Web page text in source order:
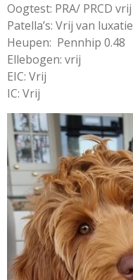
Oogtest: PRA/ PRCD vrij
Patella’s: Vrij van luxatie
Heupen: Pennhip 0.48
Ellebogen: vrij
EIC: Vrij
IC: Vrij